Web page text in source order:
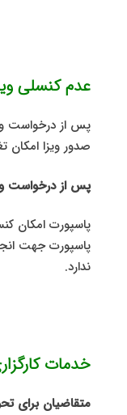
عدم کنسلی
پس از درخواست
صدور ویزا امکان
پس از درخواست
پاسپورت امکان
پاسپورت جهت
ندارد.
خدمات
متقاضیان برای